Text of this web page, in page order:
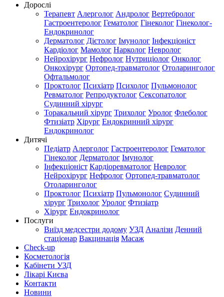
Дорослі
Терапевт Алерголог Андролог Вертебролог
Гастроентеролог Гематолог Гінеколог Гінеколог-
Ендокринолог
Дерматолог Дієтолог Імунолог Інфекціоніст
Кардіолог Мамолог Нарколог Невролог
Нейрохірург Нефролог Нутриціолог Онколог
Онкохірург Ортопед-травматолог Отоларинголог
Офтальмолог
Проктолог Психіатр Психолог Пульмонолог
Ревматолог Репродуктолог Сексопатолог
Судинний хірург
Торакальний хірург Трихолог Уролог Флеболог
Фтизіатр Хірург Ендокринний хірург
Ендокринолог
Дитячі
Педіатр Алерголог Гастроентеролог Гематолог
Гінеколог Дерматолог Імунолог
Інфекціоніст Кардіоревматолог Невролог
Нейрохірург Нефролог Ортопед-травматолог
Отоларинголог
Проктолог Психіатр Пульмонолог Судинний
хірург Трихолог Уролог Фтизіатр
Хірург Ендокринолог
Послуги
Виїзд медсестри додому УЗД Аналізи Денний
стаціонар Вакцинація Масаж
Check-up
Косметологія
Кабінети УЗД
Лікарі Києва
Контакти
Новини